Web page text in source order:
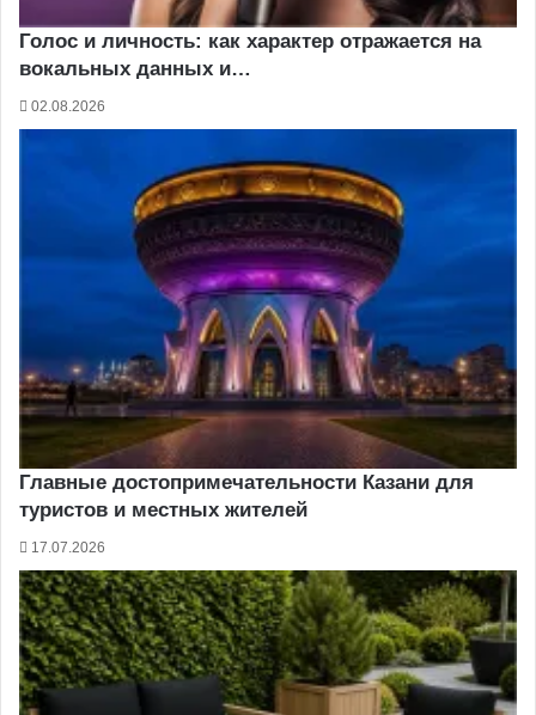
Голос и личность: как характер отражается на
вокальных данных и…
02.08.2026
Главные достопримечательности Казани для
туристов и местных жителей
17.07.2026